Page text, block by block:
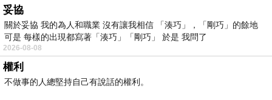
妥協
關於妥協 我的為人和職業 沒有讓我相信 「湊巧」，「剛巧」的餘地
可是 每樣的出現都寫著「湊巧」「剛巧」 於是 我問了
2026-08-08
權利
不做事的人總堅持自己有說話的權利。